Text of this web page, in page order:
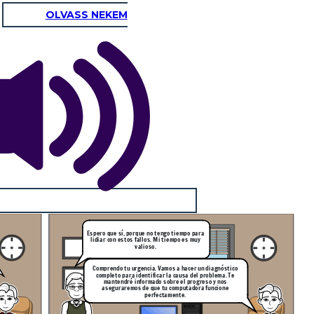
OLVASS NEKEM
Espero que sí, porque no tengo tiempo para
lidiar con estos fallos. Mi tiempo es muy
valioso.
Comprendo tu urgencia. Vamos a hacer un diagnóstico
completo para identificar la causa del problema. Te
mantendré informado sobre el progreso y nos
aseguraremos de que tu computadora funcione
perfectamente.